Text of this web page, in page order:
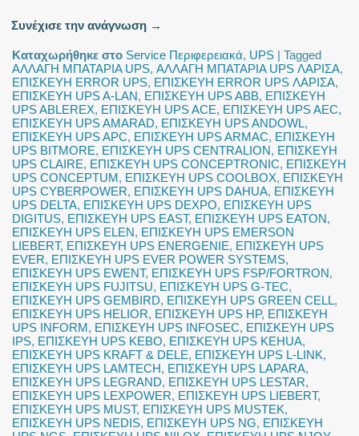
Συνέχισε την ανάγνωση →
Καταχωρήθηκε στο Service Περιφερειακά, UPS |Tagged
ΑΛΛΑΓΗ ΜΠΑΤΑΡΙΑ UPS,ΑΛΛΑΓΗ ΜΠΑΤΑΡΙΑ UPS ΛΑΡΙΣΑ,
ΕΠΙΣΚΕΥΗ ERROR UPS, ΕΠΙΣΚΕΥΗ ERROR UPS ΛΑΡΙΣΑ,
ΕΠΙΣΚΕΥΗ UPS A-LAN, ΕΠΙΣΚΕΥΗ UPS ABB, ΕΠΙΣΚΕΥΗ
UPS ABLEREX, ΕΠΙΣΚΕΥΗ UPS ACE, ΕΠΙΣΚΕΥΗ UPS AEC,
ΕΠΙΣΚΕΥΗ UPS AMARAD, ΕΠΙΣΚΕΥΗ UPS ANDOWL,
ΕΠΙΣΚΕΥΗ UPS APC, ΕΠΙΣΚΕΥΗ UPS ARMAC, ΕΠΙΣΚΕΥΗ
UPS BITMORE, ΕΠΙΣΚΕΥΗ UPS CENTRALION, ΕΠΙΣΚΕΥΗ
UPS CLAIRE, ΕΠΙΣΚΕΥΗ UPS CONCEPTRONIC, ΕΠΙΣΚΕΥΗ
UPS CONCEPTUM, ΕΠΙΣΚΕΥΗ UPS COOLBOX, ΕΠΙΣΚΕΥΗ
UPS CYBERPOWER, ΕΠΙΣΚΕΥΗ UPS DAHUA, ΕΠΙΣΚΕΥΗ
UPS DELTA, ΕΠΙΣΚΕΥΗ UPS DEXPO, ΕΠΙΣΚΕΥΗ UPS
DIGITUS, ΕΠΙΣΚΕΥΗ UPS EAST, ΕΠΙΣΚΕΥΗ UPS EATON,
ΕΠΙΣΚΕΥΗ UPS ELEN, ΕΠΙΣΚΕΥΗ UPS EMERSON
LIEBERT, ΕΠΙΣΚΕΥΗ UPS ENERGENIE, ΕΠΙΣΚΕΥΗ UPS
EVER, ΕΠΙΣΚΕΥΗ UPS EVER POWER SYSTEMS,
ΕΠΙΣΚΕΥΗ UPS EWENT, ΕΠΙΣΚΕΥΗ UPS FSP/FORTRON,
ΕΠΙΣΚΕΥΗ UPS FUJITSU, ΕΠΙΣΚΕΥΗ UPS G-TEC,
ΕΠΙΣΚΕΥΗ UPS GEMBIRD, ΕΠΙΣΚΕΥΗ UPS GREEN CELL,
ΕΠΙΣΚΕΥΗ UPS HELIOR, ΕΠΙΣΚΕΥΗ UPS HP, ΕΠΙΣΚΕΥΗ
UPS INFORM, ΕΠΙΣΚΕΥΗ UPS INFOSEC, ΕΠΙΣΚΕΥΗ UPS
IPS, ΕΠΙΣΚΕΥΗ UPS KEBO, ΕΠΙΣΚΕΥΗ UPS KEHUA,
ΕΠΙΣΚΕΥΗ UPS KRAFT & DELE, ΕΠΙΣΚΕΥΗ UPS L-LINK,
ΕΠΙΣΚΕΥΗ UPS LAMTECH, ΕΠΙΣΚΕΥΗ UPS LAPARA,
ΕΠΙΣΚΕΥΗ UPS LEGRAND, ΕΠΙΣΚΕΥΗ UPS LESTAR,
ΕΠΙΣΚΕΥΗ UPS LEXPOWER, ΕΠΙΣΚΕΥΗ UPS LIEBERT,
ΕΠΙΣΚΕΥΗ UPS MUST, ΕΠΙΣΚΕΥΗ UPS MUSTEK,
ΕΠΙΣΚΕΥΗ UPS NEDIS, ΕΠΙΣΚΕΥΗ UPS NG, ΕΠΙΣΚΕΥΗ